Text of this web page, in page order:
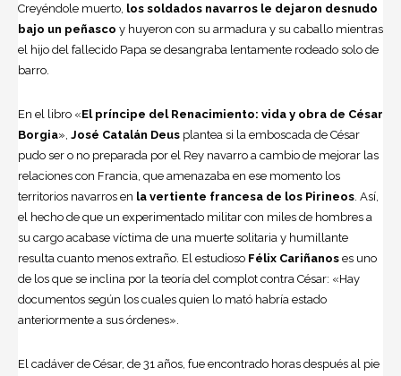
Creyéndole muerto, los soldados navarros le dejaron desnudo
bajo un peñasco y huyeron con su armadura y su caballo mientras
el hijo del fallecido Papa se desangraba lentamente rodeado solo de
barro.
En el libro «El príncipe del Renacimiento: vida y obra de César
Borgia», José Catalán Deus plantea si la emboscada de César
pudo ser o no preparada por el Rey navarro a cambio de mejorar las
relaciones con Francia, que amenazaba en ese momento los
territorios navarros en la vertiente francesa de los Pirineos . Así,
el hecho de que un experimentado militar con miles de hombres a
su cargo acabase víctima de una muerte solitaria y humillante
resulta cuanto menos extraño. El estudioso Félix Cariñanos es uno
de los que se inclina por la teoría del complot contra César: «Hay
documentos según los cuales quien lo mató habría estado
anteriormente a sus órdenes».
El cadáver de César, de 31 años, fue encontrado horas después al pie